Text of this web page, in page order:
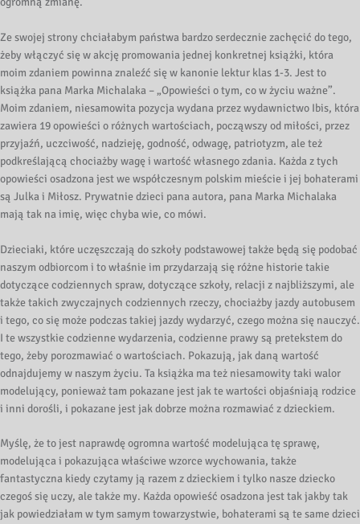
Ze swojej strony chciałabym państwa bardzo serdecznie zachęcić do tego,
żeby włączyć się w akcję promowania jednej konkretnej książki, która
moim zdaniem powinna znaleźć się w kanonie lektur klas 1-3. Jest to
książka pana Marka Michalaka – „Opowieści o tym, co w życiu ważne”.
Moim zdaniem, niesamowita pozycja wydana przez wydawnictwo Ibis, która
zawiera 19 opowieści o różnych wartościach, począwszy od miłości, przez
przyjaźń, uczciwość, nadzieję, godność, odwagę, patriotyzm, ale też
podkreślającą chociażby wagę i wartość własnego zdania. Każda z tych
opowieści osadzona jest we współczesnym polskim mieście i jej bohaterami
są Julka i Miłosz. Prywatnie dzieci pana autora, pana Marka Michalaka
mają tak na imię, więc chyba wie, co mówi.
Dzieciaki, które uczęszczają do szkoły podstawowej także będą się podobać
naszym odbiorcom i to właśnie im przydarzają się różne historie takie
dotyczące codziennych spraw, dotyczące szkoły, relacji z najbliższymi, ale
także takich zwyczajnych codziennych rzeczy, chociażby jazdy autobusem
i tego, co się może podczas takiej jazdy wydarzyć, czego można się nauczyć.
I te wszystkie codzienne wydarzenia, codzienne prawy są pretekstem do
tego, żeby porozmawiać o wartościach. Pokazują, jak daną wartość
odnajdujemy w naszym życiu. Ta książka ma też niesamowity taki walor
modelujący, ponieważ tam pokazane jest jak te wartości objaśniają rodzice
i inni dorośli, i pokazane jest jak dobrze można rozmawiać z dzieckiem.
Myślę, że to jest naprawdę ogromna wartość modelująca tę sprawę,
modelująca i pokazująca właściwe wzorce wychowania, także
fantastyczna kiedy czytamy ją razem z dzieckiem i tylko nasze dziecko
czegoś się uczy, ale także my. Każda opowieść osadzona jest tak jakby tak
jak powiedziałam w tym samym towarzystwie, bohaterami są te same dzieci